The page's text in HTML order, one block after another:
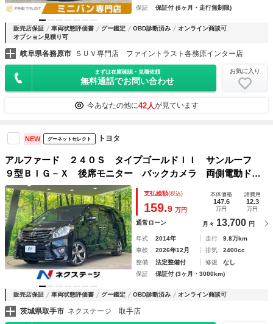
保証
保証付 (6ヶ月・走行無制限)
販売店保証 車両状態評価書 グー鑑定 OBD診断済み
オンライン商談可
オプション見積り可
岐阜県各務原市 ＳＵＶ専門店 ファイントラスト各務原インター店
まずは在庫確認・見積依頼
無料通話でお問い合わせ
お気に入り
今あなたの他に42人が見ています
NEW グーネットセレクト トヨタ
アルファード ２４０Ｓ タイプゴールドＩＩ サンルーフ
９型ＢＩＧ－Ｘ 後席モニター バックカメラ 両側電動ド
ア 禁煙 ＡＣ１００Ｖ電源 電動リアゲート ハーフレザー
シート コーナーセンサー スマートキー ＨＩＤヘッド モ
デリスタ１９インチＡＷ
支払総額(税込)
159.9 万円
本体価格
147.6
万円
諸費用
12.3
万円
通常ローン 月々 13,700 円
年式 2014年 走行
9.8万km
車検
2026年12月 排気
2400cc
整備
法定整備付 修復
なし
保証
保証付 (3ヶ月・3000km)
販売店保証 車両状態評価書 グー鑑定 OBD診断済み オンライン商談可
茨城県取手市 ネクステージ 取手店